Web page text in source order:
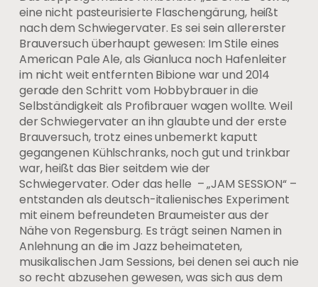
eine nicht pasteurisierte Flaschengärung, heißt
nach dem Schwiegervater. Es sei sein allererster
Brauversuch überhaupt gewesen: Im Stile eines
American Pale Ale, als Gianluca noch Hafenleiter
im nicht weit entfernten Bibione war und 2014
gerade den Schritt vom Hobbybrauer in die
Selbständigkeit als Profibrauer wagen wollte. Weil
der Schwiegervater an ihn glaubte und der erste
Brauversuch, trotz eines unbemerkt kaputt
gegangenen Kühlschranks, noch gut und trinkbar
war, heißt das Bier seitdem wie der
Schwiegervater. Oder das helle – „JAM SESSION“ –
entstanden als deutsch-italienisches Experiment
mit einem befreundeten Braumeister aus der
Nähe von Regensburg. Es trägt seinen Namen in
Anlehnung an die im Jazz beheimateten,
musikalischen Jam Sessions, bei denen sei auch nie
so recht abzusehen gewesen, was sich aus dem